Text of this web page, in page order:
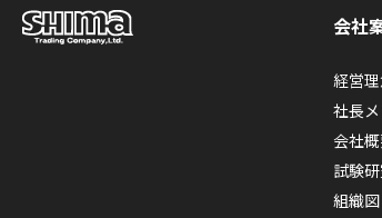
会社
経営
社長
会社
試験
組織図